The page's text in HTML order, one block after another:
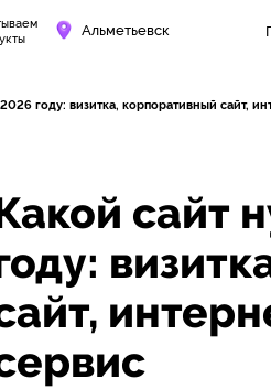
Альметьевск
году: визитка, корпоративный сайт,
сайт